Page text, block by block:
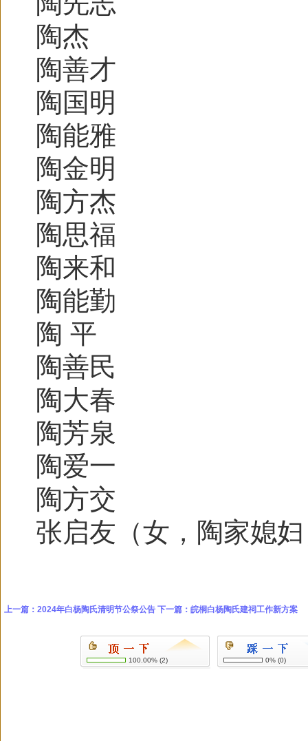
陶杰
陶善才
陶国明
陶能雅
陶金明
陶方杰
陶思福
陶来和
陶能勤
陶 平
陶善民
陶大春
陶芳泉
陶爱一
陶方交
张启友（女，陶家媳
上一篇： 2024年白杨陶氏清明节公祭公告 下一篇： 皖桐白杨陶氏建祠工作新方案
100.00% (2) 0% (0)